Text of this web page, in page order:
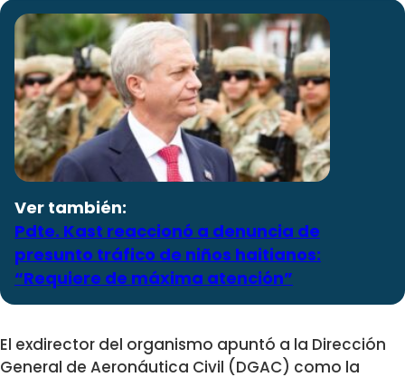
Ver también:
Pdte. Kast reaccionó a denuncia de
presunto tráfico de niños haitianos:
“Requiere de máxima atención”
El exdirector del organismo apuntó a la Dirección
General de Aeronáutica Civil (DGAC) como la